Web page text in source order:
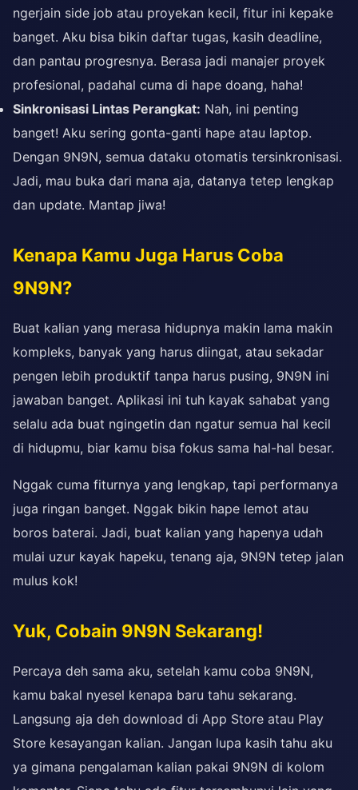
ngerjain side job atau proyekan kecil, fitur ini kepake
banget. Aku bisa bikin daftar tugas, kasih deadline,
dan pantau progresnya. Berasa jadi manajer proyek
profesional, padahal cuma di hape doang, haha!
Sinkronisasi Lintas Perangkat: Nah, ini penting
banget! Aku sering gonta-ganti hape atau laptop.
Dengan 9N9N, semua dataku otomatis tersinkronisasi.
Jadi, mau buka dari mana aja, datanya tetep lengkap
dan update. Mantap jiwa!
Kenapa Kamu Juga Harus Coba
9N9N?
Buat kalian yang merasa hidupnya makin lama makin
kompleks, banyak yang harus diingat, atau sekadar
pengen lebih produktif tanpa harus pusing, 9N9N ini
jawaban banget. Aplikasi ini tuh kayak sahabat yang
selalu ada buat ngingetin dan ngatur semua hal kecil
di hidupmu, biar kamu bisa fokus sama hal-hal besar.
Nggak cuma fiturnya yang lengkap, tapi performanya
juga ringan banget. Nggak bikin hape lemot atau
boros baterai. Jadi, buat kalian yang hapenya udah
mulai uzur kayak hapeku, tenang aja, 9N9N tetep jalan
mulus kok!
Yuk, Cobain 9N9N Sekarang!
Percaya deh sama aku, setelah kamu coba 9N9N,
kamu bakal nyesel kenapa baru tahu sekarang.
Langsung aja deh download di App Store atau Play
Store kesayangan kalian. Jangan lupa kasih tahu aku
ya gimana pengalaman kalian pakai 9N9N di kolom